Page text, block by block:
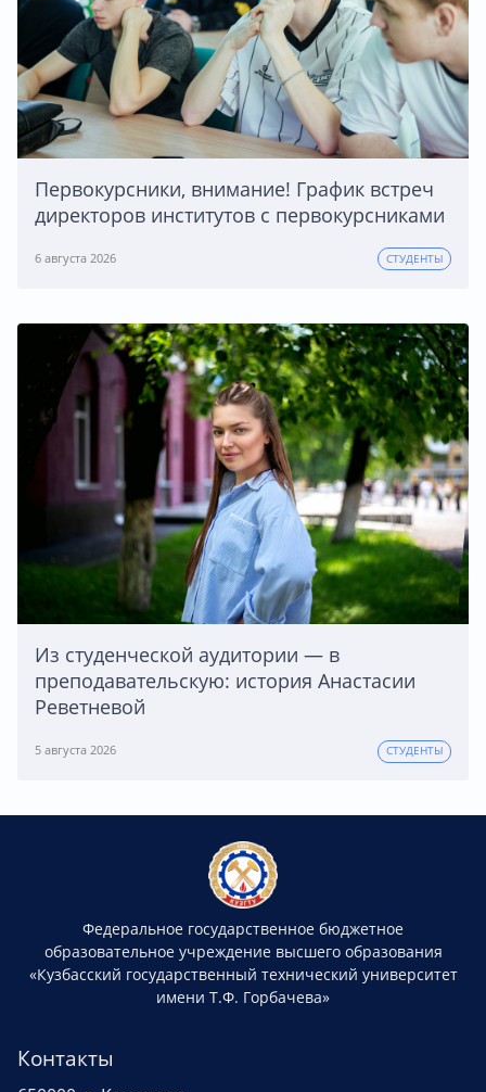
Первокурсники, внимание! График встреч
директоров институтов с первокурсниками
6 августа 2026 СТУДЕНТЫ
Из студенческой аудитории — в
преподавательскую: история Анастасии
Реветневой
5 августа 2026 СТУДЕНТЫ
Федеральное государственное бюджетное
образовательное учреждение высшего образования
«Кузбасский государственный технический университет
имени Т.Ф. Горбачева»
Контакты